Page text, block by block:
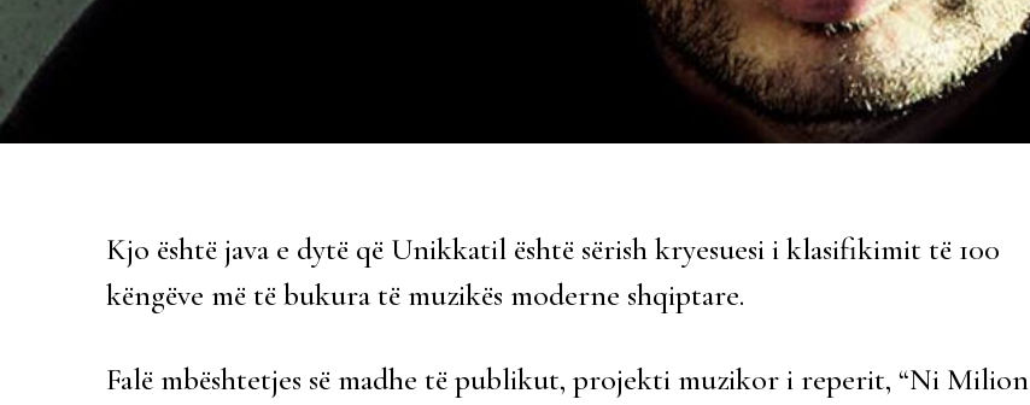
Kjo është java e dytë që Unikkatil është sërish kryesuesi i klasifikimit të 100
këngëve më të bukura të muzikës moderne shqiptare.
Falë mbështetjes së madhe të publikut, projekti muzikor i reperit, “Ni Milion